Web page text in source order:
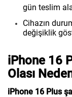
gün teslim
Cihazın
değişiklik
iPhone 16
Olası
iPhone 16 Plus